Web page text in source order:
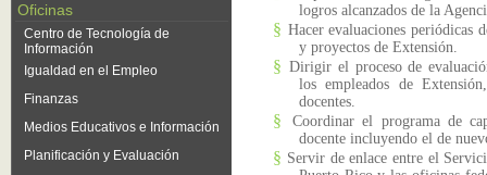
Oficinas
Centro de Tecnología de
Información
Igualdad en el Empleo
Finanzas
Medios Educativos e Información
Planificación y Evaluación
logros alcanzados de la
§ Hacer evaluaciones periódicas
y proyectos de Extensión.
§ Dirigir el proceso de
los empleados de
docentes.
§
Coordinar el programa de
docente incluyendo el de
§ Servir de enlace entre el